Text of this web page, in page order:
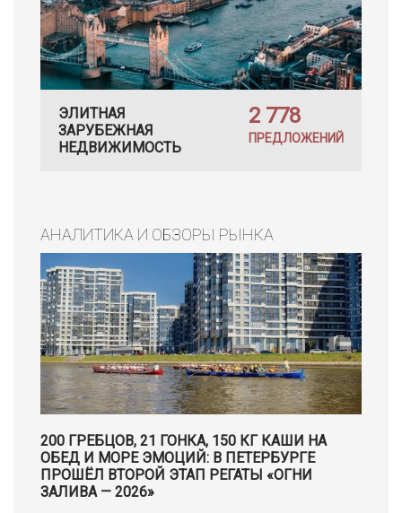
ЭЛИТНАЯ
ЗАРУБЕЖНАЯ
НЕДВИЖИМОСТЬ
2 778
ПРЕДЛОЖЕНИЙ
АНАЛИТИКА И ОБЗОРЫ РЫНКА
200 ГРЕБЦОВ, 21 ГОНКА, 150 КГ КАШИ НА
ОБЕД И МОРЕ ЭМОЦИЙ: В ПЕТЕРБУРГЕ
ПРОШЁЛ ВТОРОЙ ЭТАП РЕГАТЫ «ОГНИ
ЗАЛИВА — 2026»